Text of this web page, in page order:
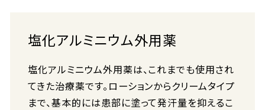
塩化アルミニウム外用薬
塩化アルミニウム外用薬は、これまでも使用され
てきた治療薬です。ローションからクリームタイプ
まで、基本的には患部に塗って発汗量を抑えるこ